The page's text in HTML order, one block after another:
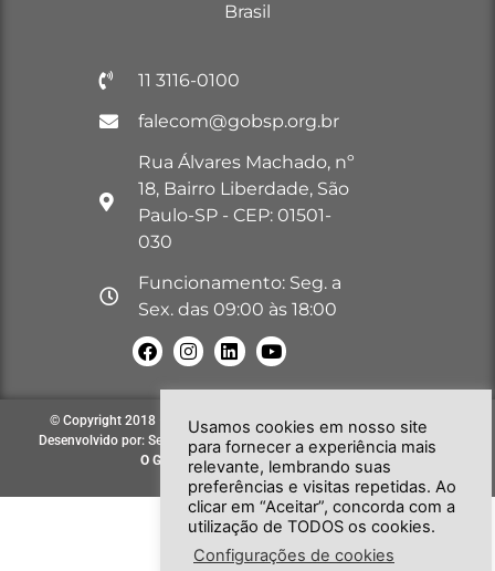
Brasil
11 3116-0100
falecom@gobsp.org.br
Rua Álvares Machado, nº
18, Bairro Liberdade, São
Paulo-SP - CEP: 01501-
030
Funcionamento: Seg. a
Sex. das 09:00 às 18:00
© Copyright 2018 – 2026. Todos os direitos reservados à GOB-SP |
Desenvolvido por: Secretária de Comunicação e Informática do GOB-SP
O GOB-SP
EVOLUINDO PARA VOCÊ!
Usamos cookies em nosso site
para fornecer a experiência mais
relevante, lembrando suas
preferências e visitas repetidas. Ao
clicar em “Aceitar”, concorda com a
utilização de TODOS os cookies.
Configurações de cookies